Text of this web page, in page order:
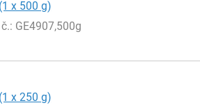
x 500 g)
: GE4907,500g
x 250 g)